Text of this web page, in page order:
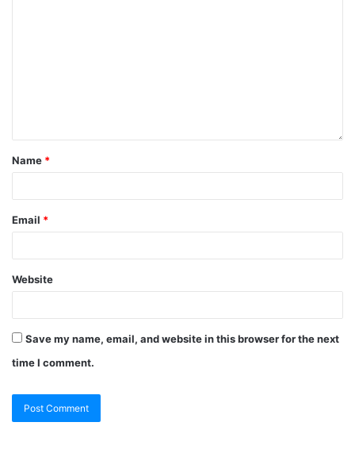
Name *
Email *
Website
Save my name, email, and website in this browser for the next
time I comment.